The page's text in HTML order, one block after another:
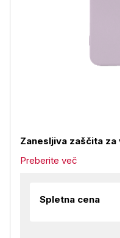
Zanesljiva zaščita za
Preberite več
Spletna cena